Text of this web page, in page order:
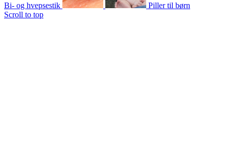
Bi- og hvepsestik
Piller til børn
Scroll to top